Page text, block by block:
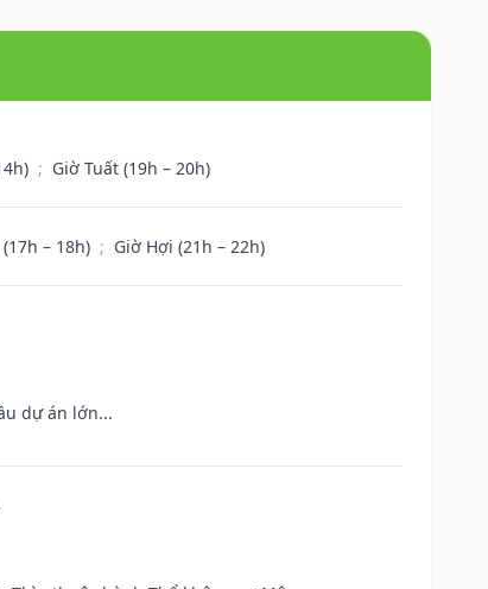
; Giờ Tuất (19h – 20h)
– 18h) ; Giờ Hợi (21h – 22h)
dự án lớn...